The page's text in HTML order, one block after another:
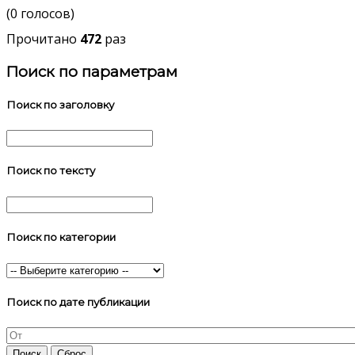
(0 голосов)
Прочитано 472 раз
Поиск по параметрам
Поиск по заголовку
Поиск по тексту
Поиск по категории
Поиск по дате публикации